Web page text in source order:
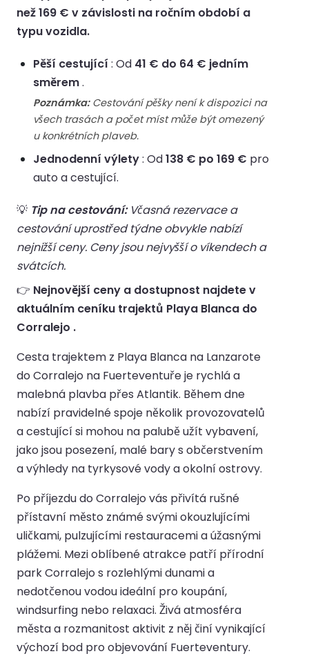
než 169 € v závislosti na ročním období a
typu vozidla.
Pěší cestující : Od 41 € do 64 € jedním
směrem.
Poznámka:Cestování pěšky není k dispozici na
všech trasách a počet míst může být omezený
u konkrétních plaveb.
Jednodenní výlety: Od138 € po 169 € pro
auto a cestující.
💡 Tip na cestování:Včasná rezervace a
cestování uprostřed týdne obvykle nabízí
nejnižší ceny. Ceny jsou nejvyšší o víkendech a
svátcích.
👉 Nejnovější ceny a dostupnost najdete v
aktuálním ceníku trajektů Playa Blanca do
Corralejo .
Cesta trajektem z Playa Blanca na Lanzarote
do Corralejo na Fuerteventuře je rychlá a
malebná plavba přes Atlantik. Během dne
nabízí pravidelné spoje několik provozovatelů
a cestující si mohou na palubě užít vybavení,
jako jsou posezení, malé bary s občerstvením
a výhledy na tyrkysové vody a okolní ostrovy.
Po příjezdu do Corralejo vás přivítá rušné
přístavní město známé svými okouzlujícími
uličkami, pulzujícími restauracemi a úžasnými
plážemi. Mezi oblíbené atrakce patří přírodní
park Corralejo s rozlehlými dunami a
nedotčenou vodou ideální pro koupání,
windsurfing nebo relaxaci. Živá atmosféra
města a rozmanitost aktivit z něj činí vynikající
výchozí bod pro objevování Fuerteventury.